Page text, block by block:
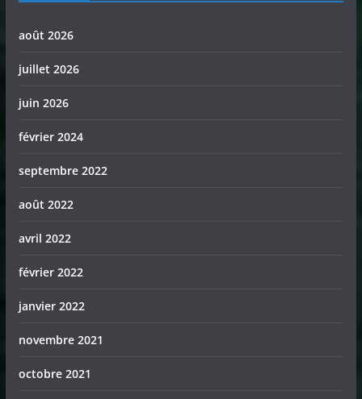
août 2026
juillet 2026
juin 2026
février 2024
septembre 2022
août 2022
avril 2022
février 2022
janvier 2022
novembre 2021
octobre 2021